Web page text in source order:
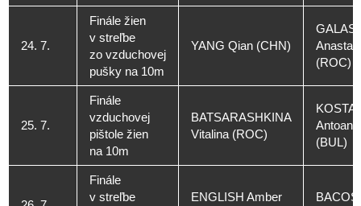
24. 7.
Finále žien
v streľbe
zo vzduchovej
pušky na 10m
YANG Qian (CHN)
(ROC)
25. 7.
Finále
vzduchovej
pištole žien
na 10m
BATSARASHKINA
Vitalina (ROC)
(BUL)
Finále
v streľbe
ENGLISH Amber